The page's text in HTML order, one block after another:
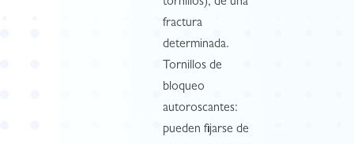
fractura
determinada.
Tornillos de
bloqueo
autoroscantes:
pueden fijarse de